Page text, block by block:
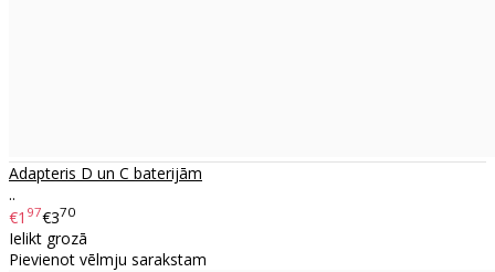
Adapteris D un C baterijām
..
€1 97€370
Ielikt grozā
Pievienot vēlmju sarakstam